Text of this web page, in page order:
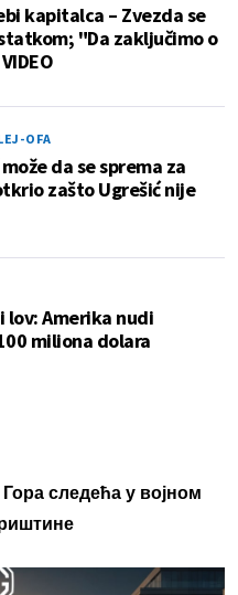
kapitalca – Zvezda se
"Da zaključimo o
OFA
da se sprema za
zašto Ugrešić nije
lov: Amerika nudi
miliona dolara
следећа у војном